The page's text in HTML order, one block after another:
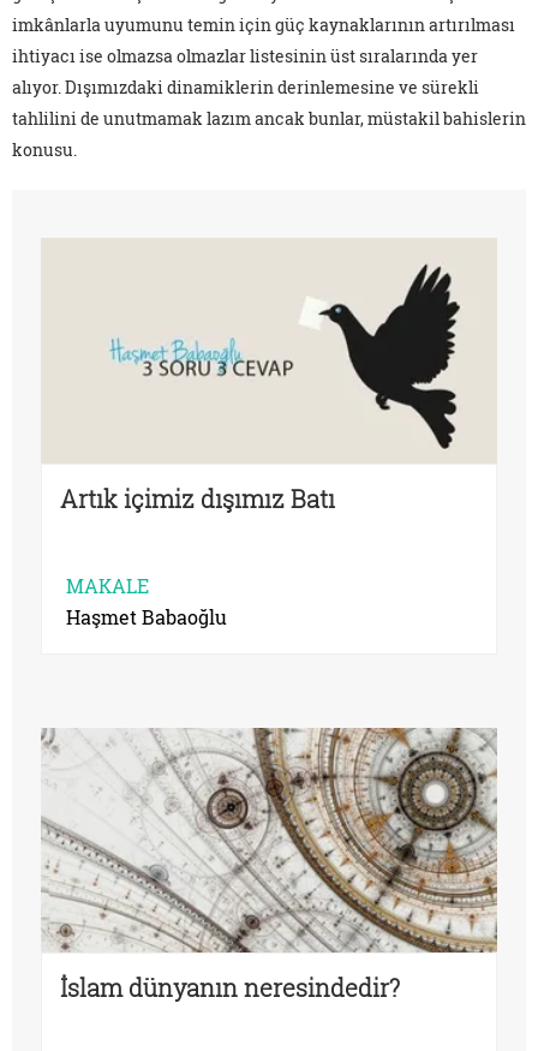
imkânlarla uyumunu temin için güç kaynaklarının artırılması
ihtiyacı ise olmazsa olmazlar listesinin üst sıralarında yer
alıyor. Dışımızdaki dinamiklerin derinlemesine ve sürekli
tahlilini de unutmamak lazım ancak bunlar, müstakil bahislerin
konusu.
Artık içimiz dışımız Batı
MAKALE
Haşmet Babaoğlu
İslam dünyanın neresindedir?